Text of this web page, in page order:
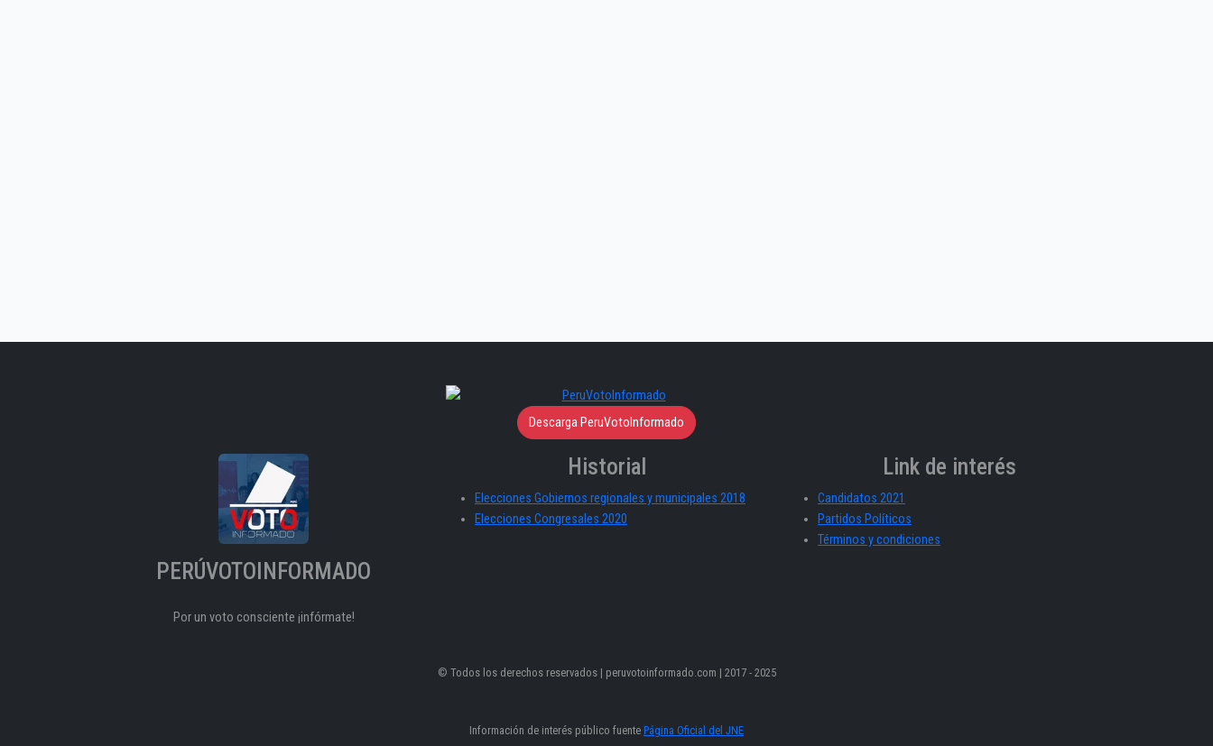
Descarga PeruVotoInformado
PERÚVOTOINFORMADO
Por un voto consciente ¡infórmate!
Historial
Elecciones Gobiernos regionales y municipales 2018
Elecciones Congresales 2020
Link de interés
Candidatos 2021
Partidos Políticos
Términos y condiciones
© Todos los derechos reservados | peruvotoinformado.com | 2017 - 2025
Información de interés público fuente Página Oficial del JNE